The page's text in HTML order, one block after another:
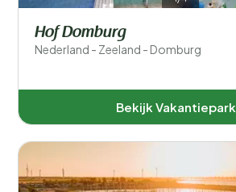
Hof Domburg
Nederland - Zeeland - Domburg
Bekijk Vakantiepark